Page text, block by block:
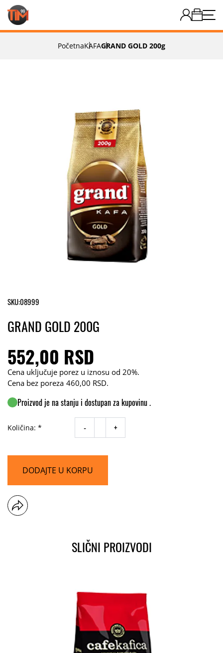
PočetnaKAFAGRAND GOLD 200g
SKU:08999
GRAND GOLD 200G
552,00 RSD
Cena uključuje porez u iznosu od 20%.
Cena bez poreza 460,00 RSD.
Proizvod je na stanju i dostupan za kupovinu .
Količina: * - +
DODAJTE U KORPU
SLIČNI PROIZVODI